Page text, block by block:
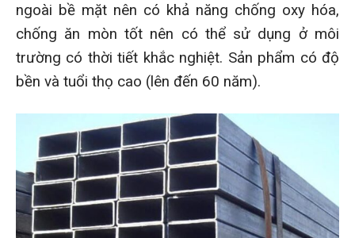
ngoài bề mặt nên có khả năng chống oxy hóa,
chống ăn mòn tốt nên có thể sử dụng ở môi
trường có thời tiết khắc nghiệt. Sản phẩm có độ
bền và tuổi thọ cao (lên đến 60 năm).